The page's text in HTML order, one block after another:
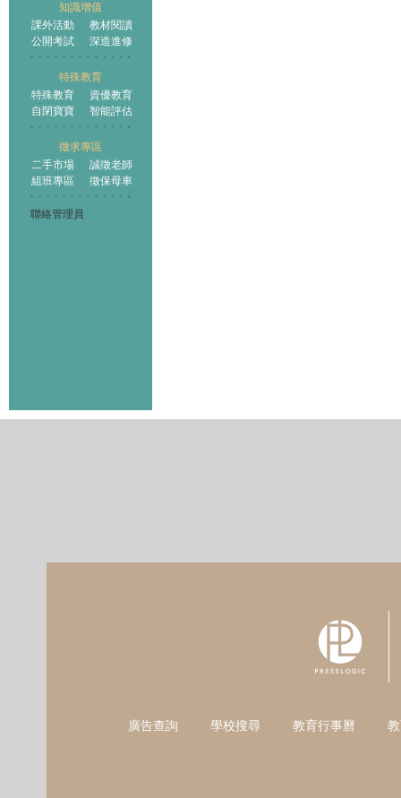
知識增值
課外活動
教材閱讀
公開考試
深造進修
特殊教育
特殊教育
資優教育
自閉寶寶
智能評估
徵求專區
二手市場
誠徵老師
組班專區
徵保母車
聯絡管理員
廣告查詢 學校搜尋 教育行事曆